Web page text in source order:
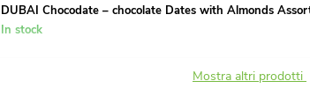
DUBAI Chocodate – chocolate Dates with Almonds
In stock
Mostra altri prodotti